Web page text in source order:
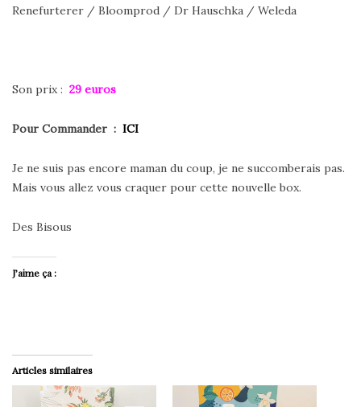
Renefurterer / Bloomprod / Dr Hauschka / Weleda
Son prix : 29 euros
Pour Commander : ICI
Je ne suis pas encore maman du coup, je ne succomberais pas.
Mais vous allez vous craquer pour cette nouvelle box.
Des Bisous
J’aime ça :
Articles similaires